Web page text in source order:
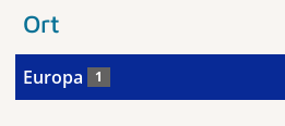
Ort
Europa 1